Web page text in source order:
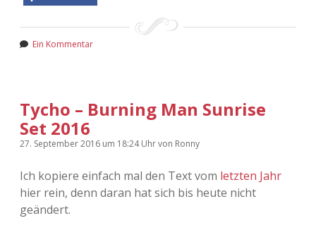
Ein Kommentar
Tycho – Burning Man Sunrise
Set 2016
27. September 2016 um 18:24 Uhrvon Ronny
Ich kopiere einfach mal den Text vom letzten Jahr
hier rein, denn daran hat sich bis heute nicht
geändert.